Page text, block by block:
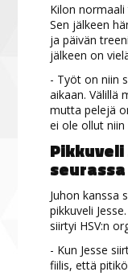
Kilon
Sen jälkeen
ja päivän
jälkeen on
- Työt on niin
aikaan. Välillä
mutta pelejä
ei ole ollut
Pikkuveli
seurassa
Juhon kanssa
pikkuveli
siirtyi HSV:n
- Kun Jesse
fiilis, että